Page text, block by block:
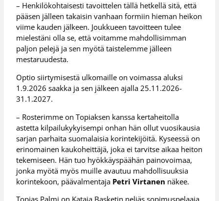
– Henkilökohtaisesti tavoittelen tällä hetkellä sitä, että
pääsen jälleen takaisin vanhaan formiin hieman heikon
viime kauden jälkeen. Joukkueen tavoitteen tulee
mielestäni olla se, että voitamme mahdollisimman
paljon pelejä ja sen myötä taistelemme jälleen
mestaruudesta.
Optio siirtymisestä ulkomaille on voimassa aluksi
1.9.2026 saakka ja sen jälkeen ajalla 25.11.2026-
31.1.2027.
– Rosterimme on Topiaksen kanssa kertaheitolla
astetta kilpailukykyisempi onhan hän ollut vuosikausia
sarjan parhaita suomalaisia korintekijöitä. Kyseessä on
erinomainen kaukoheittäjä, joka ei tarvitse aikaa heiton
tekemiseen. Hän tuo hyökkäyspäähän painovoimaa,
jonka myötä myös muille avautuu mahdollisuuksia
korintekoon, päävalmentaja Petri Virtanen näkee.